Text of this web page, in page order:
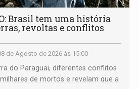
Brasil tem uma história
revoltas e conflitos
de Agosto de 2026 às 15:00
do Paraguai, diferentes conflitos
de mortos e revelam que a